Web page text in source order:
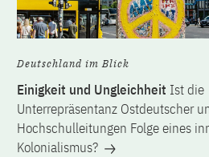
Deutschland im Blick
Einigkeit und Ungleichheit Ist die
Unterrepräsentanz Ostdeutscher
Hochschulleitungen Folge eines
Kolonialismus?